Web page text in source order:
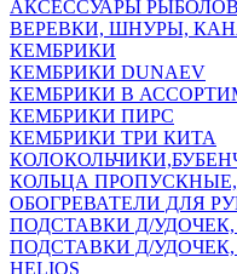
АКСЕССУАРЫ
ВЕРЕВКИ, ШНУРЫ,
КЕМБРИКИ
КЕМБРИКИ DUNAEV
КЕМБРИКИ В
КЕМБРИКИ ПИРС
КЕМБРИКИ ТРИ КИТА
КОЛЬЦА
ОБОГРЕВАТЕЛИ ДЛЯ
ПОДСТАВКИ Д/
ПОДСТАВКИ Д/
HELIOS